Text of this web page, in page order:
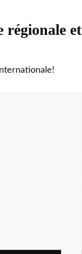
régionale et